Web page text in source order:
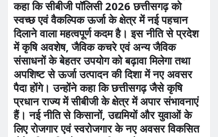
कहा कि सीबीजी पॉलिसी 2026 छत्तीसगढ़ को
स्वच्छ एवं वैकल्पिक ऊर्जा के क्षेत्र में नई पहचान
दिलाने वाला महत्वपूर्ण कदम है। इस नीति से प्रदेश
में कृषि अवशेष, जैविक कचरे एवं अन्य जैविक
संसाधनों के बेहतर उपयोग को बढ़ावा मिलेगा तथा
अपशिष्ट से ऊर्जा उत्पादन की दिशा में नए अवसर
पैदा होंगे। उन्होंने कहा कि छत्तीसगढ़ जैसे कृषि
प्रधान राज्य में सीबीजी के क्षेत्र में अपार संभावनाएं
हैं। नई नीति से किसानों, उद्यमियों और युवाओं के
लिए रोजगार एवं स्वरोजगार के नए अवसर विकसित